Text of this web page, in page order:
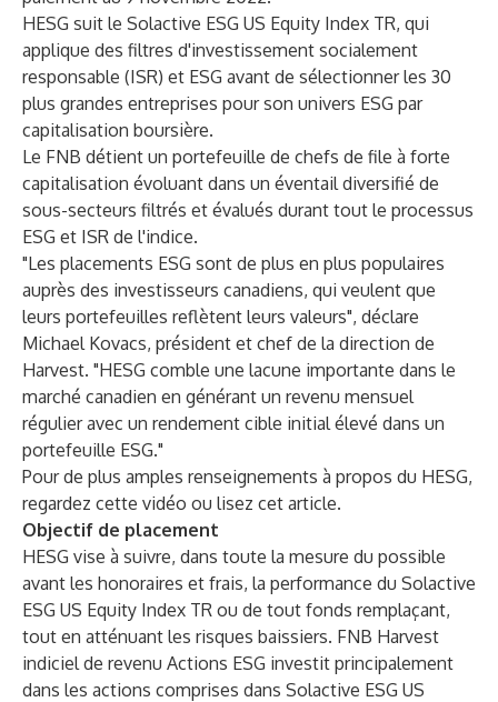
HESG suit le Solactive ESG US Equity Index TR, qui
applique des filtres d'investissement socialement
responsable (ISR) et ESG avant de sélectionner les 30
plus grandes entreprises pour son univers ESG par
capitalisation boursière.
Le FNB détient un portefeuille de chefs de file à forte
capitalisation évoluant dans un éventail diversifié de
sous-secteurs filtrés et évalués durant tout le processus
ESG et ISR de l'indice.
"Les placements ESG sont de plus en plus populaires
auprès des investisseurs canadiens, qui veulent que
leurs portefeuilles reflètent leurs valeurs", déclare
Michael Kovacs, président et chef de la direction de
Harvest. "HESG comble une lacune importante dans le
marché canadien en générant un revenu mensuel
régulier avec un rendement cible initial élevé dans un
portefeuille ESG."
Pour de plus amples renseignements à propos du HESG,
regardez cette vidéo ou lisez cet article.
Objectif de placement
HESG vise à suivre, dans toute la mesure du possible
avant les honoraires et frais, la performance du Solactive
ESG US Equity Index TR ou de tout fonds remplaçant,
tout en atténuant les risques baissiers. FNB Harvest
indiciel de revenu Actions ESG investit principalement
dans les actions comprises dans Solactive ESG US